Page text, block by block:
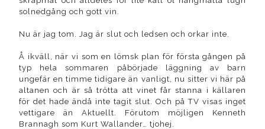
solnedgång och gott vin.
Nu är jag tom. Jag är slut och ledsen och orkar inte.
Å ikväll, när vi som en lömsk plan för första gången på
typ hela sommaren påbörjade läggning av barn
ungefär en timme tidigare än vanligt, nu sitter vi här på
altanen och är så trötta att vinet får stanna i källaren
för det hade ändå inte tagit slut. Och på TV visas inget
vettigare än Aktuellt. Förutom möjligen Kenneth
Brannagh som Kurt Wallander… tjohej.